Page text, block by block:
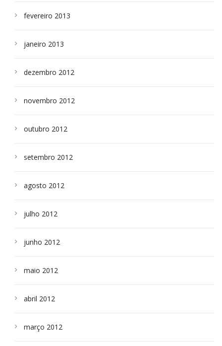
fevereiro 2013
janeiro 2013
dezembro 2012
novembro 2012
outubro 2012
setembro 2012
agosto 2012
julho 2012
junho 2012
maio 2012
abril 2012
março 2012